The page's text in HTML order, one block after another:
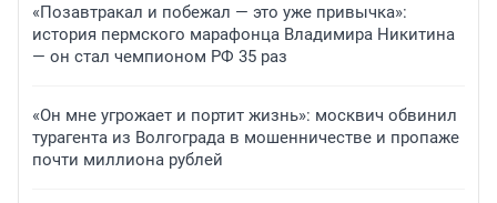
«Позавтракал и побежал — это уже привычка»:
история пермского марафонца Владимира Никитина
— он стал чемпионом РФ 35 раз
«Он мне угрожает и портит жизнь»: москвич обвинил
турагента из Волгограда в мошенничестве и пропаже
почти миллиона рублей